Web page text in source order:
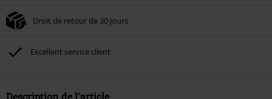
Non cumulable avec dautres promotions. Non valable sur : les livres, les
Broilers, Die Ärzte, Die Toten Hosen, Metality, les bons d'achat et les articles
incluant un don.
Droit de retour de 30 jours
Excellent service client
Description de l'article